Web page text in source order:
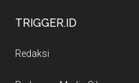
TRIGGER.ID
Redaksi